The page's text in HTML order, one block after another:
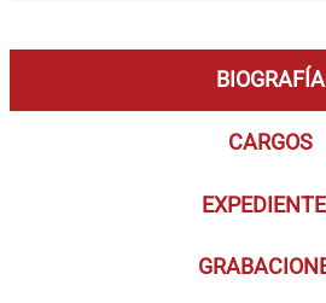
BIOGRAFÍA
CARGOS